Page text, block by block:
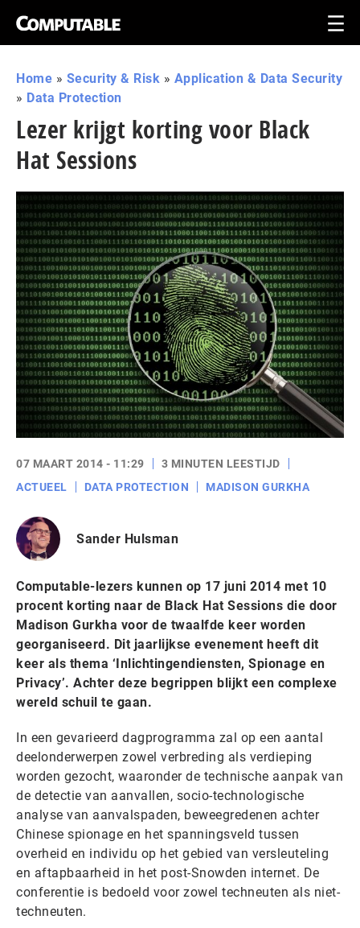
Home » Security & Risk » Application & Data Security
» Data Protection
Lezer krijgt korting voor Black
Hat Sessions
07 MAART 2014 - 11:29
3 MINUTEN LEESTIJD
ACTUEEL
DATA PROTECTION MADISON GURKHA
Sander Hulsman
Computable-lezers kunnen op 17 juni 2014 met 10
procent korting naar de Black Hat Sessions die door
Madison Gurkha voor de twaalfde keer worden
georganiseerd. Dit jaarlijkse evenement heeft dit
keer als thema ‘Inlichtingendiensten, Spionage en
Privacy’. Achter deze begrippen blijkt een complexe
wereld schuil te gaan.
In een gevarieerd dagprogramma zal op een aantal
deelonderwerpen zowel verbreding als verdieping
worden gezocht, waaronder de technische aanpak van
de detectie van aanvallen, socio-technologische
analyse van aanvalspaden, beweegredenen achter
Chinese spionage en het spanningsveld tussen
overheid en individu op het gebied van versleuteling
en aftapbaarheid in het post-Snowden internet. De
conferentie is bedoeld voor zowel techneuten als niet-
techneuten.